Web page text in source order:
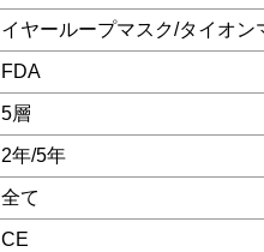
イヤーループマスク/タイオン
FDA
5層
2年/5年
全て
CE